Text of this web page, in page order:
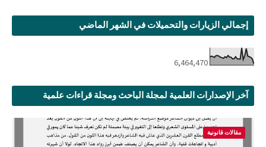
إجمالي الزيارات والتحميلات في الشهر الماضي
6,464,470
آخر الإصدارات العلمية لمجلة الباحث ومجلة قراءات علمية
مقالات قانونية